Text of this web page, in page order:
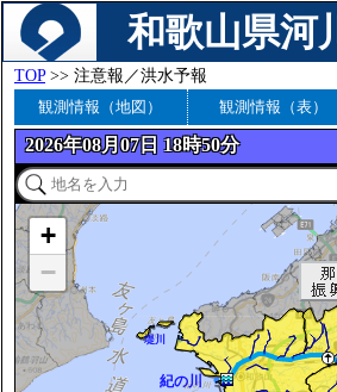
和歌山県河
TOP>> 注意報／洪水予報
観測情報（地図）
観測情報（表）
2026年08月07日 18時50分
堤川
紀の川
+
−